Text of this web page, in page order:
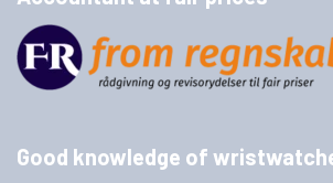
Good knowledge of